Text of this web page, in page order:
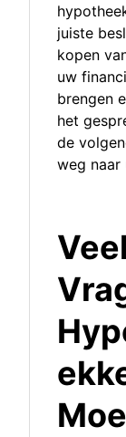
juiste
kopen
uw
brengen
het
de
weg naar